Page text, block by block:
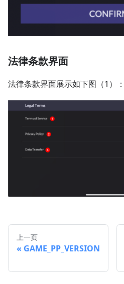
法律条款界面
法律条款界面展示如下图（1）：
上一页
GAME_PP_VERSION